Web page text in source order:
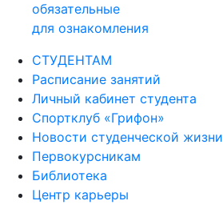
обязательные
для ознакомления
СТУДЕНТАМ
Расписание занятий
Личный кабинет студента
Спортклуб «Грифон»
Новости студенческой жизни
Первокурсникам
Библиотека
Центр карьеры